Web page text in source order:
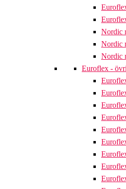
Nordic
Nordic
Nordic
Euroflex -